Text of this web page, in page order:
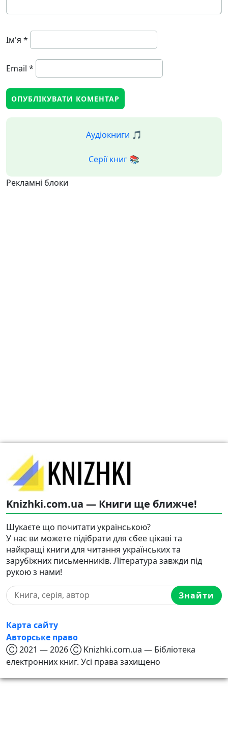
Ім'я *
Email *
Аудіокниги 🎵
Серії книг 📚
Рекламні блоки
Knizhki.com.ua — Книги ще ближче!
Шукаєте що почитати українською?
У нас ви можете підібрати для сбее цікаві та
найкращі книги для читання українських та
зарубіжних письменників. Література завжди під
рукою з нами!
Знайти
Карта сайту
Авторське право
Ⓒ 2021 — 2026 Ⓒ Knizhki.com.ua — Бібліотека
електронних книг. Усі права захищено